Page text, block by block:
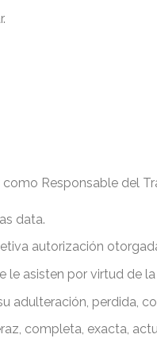
Responsable del
data.
autorización
le asisten por virtud de
adulteración, perdida,
completa, exacta,